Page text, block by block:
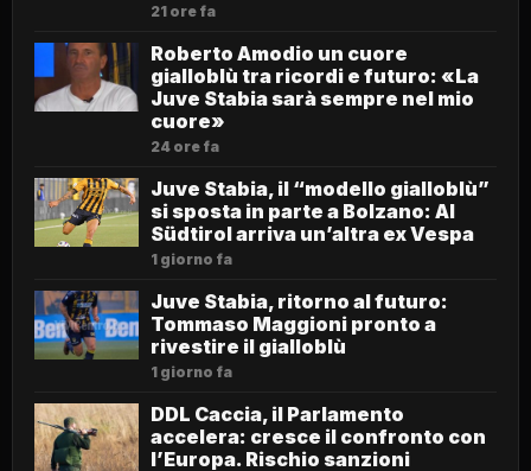
21 ore fa
Roberto Amodio un cuore
gialloblù tra ricordi e futuro: «La
Juve Stabia sarà sempre nel mio
cuore»
24 ore fa
Juve Stabia, il “modello gialloblù”
si sposta in parte a Bolzano: Al
Südtirol arriva un’altra ex Vespa
1 giorno fa
Juve Stabia, ritorno al futuro:
Tommaso Maggioni pronto a
rivestire il gialloblù
1 giorno fa
DDL Caccia, il Parlamento
accelera: cresce il confronto con
l’Europa. Rischio sanzioni